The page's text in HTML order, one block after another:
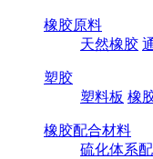
橡胶原料
天然橡胶
塑胶
塑料板 橡
橡胶配合材料
硫化体系